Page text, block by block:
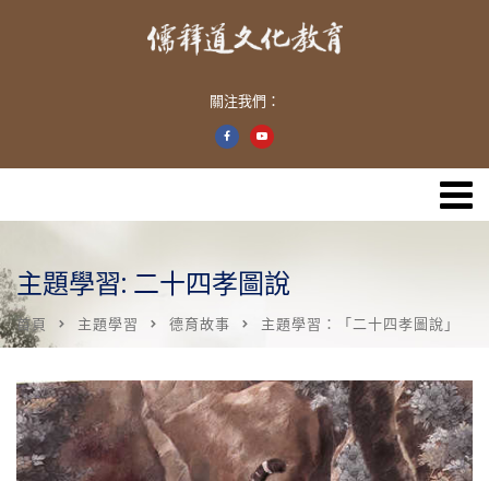
關注我們：
主題學習: 二十四孝圖說
首頁 主題學習 德育故事 主題學習：「二十四孝圖說」